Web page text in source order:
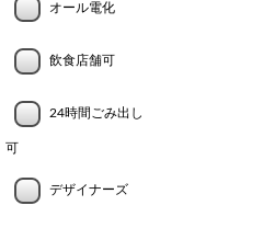
オール電化
飲食店舗可
24時間ごみ出し
可
デザイナーズ